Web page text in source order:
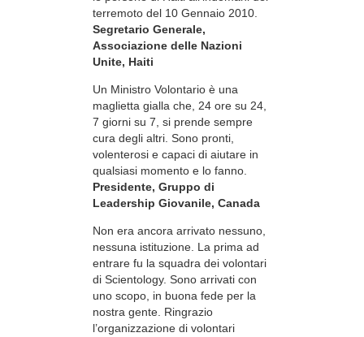
terremoto del 10 Gennaio 2010.
Segretario Generale,
Associazione delle Nazioni
Unite, Haiti
Un Ministro Volontario è una
maglietta gialla che, 24 ore su 24,
7 giorni su 7, si prende sempre
cura degli altri. Sono pronti,
volenterosi e capaci di aiutare in
qualsiasi momento e lo fanno.
Presidente, Gruppo di
Leadership Giovanile, Canada
Non era ancora arrivato nessuno,
nessuna istituzione. La prima ad
entrare fu la squadra dei volontari
di Scientology. Sono arrivati con
uno scopo, in buona fede per la
nostra gente. Ringrazio
l’organizzazione di volontari